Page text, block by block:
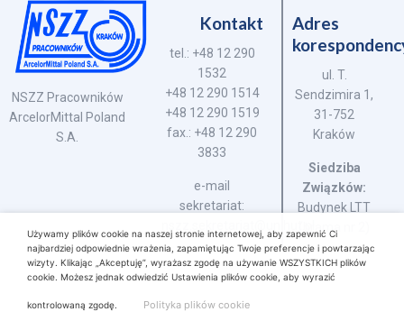
NSZZ Pracowników
ArcelorMittal Poland
S.A.
Kontakt
tel.: +48 12 290
1532
+48 12 290 1514
+48 12 290 1519
fax.: +48 12 290
3833
e-mail
sekretariat:
Adres
ul. T.
Sendzimira 1,
31-752
Kraków
Siedziba
Związków:
Budynek LTT
(brama nr 2)
Używamy plików cookie na naszej stronie internetowej, aby zapewnić Ci
najbardziej odpowiednie wrażenia, zapamiętując Twoje preferencje i powtarzając
wizyty. Klikając „Akceptuję”, wyrażasz zgodę na używanie WSZYSTKICH plików
cookie. Możesz jednak odwiedzić Ustawienia plików cookie, aby wyrazić
kontrolowaną zgodę. Polityka plików cookie